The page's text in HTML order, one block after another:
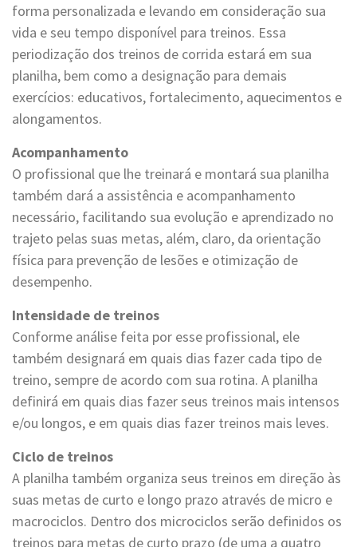
forma personalizada e levando em consideração sua
vida e seu tempo disponível para treinos. Essa
periodização dos treinos de corrida estará em sua
planilha, bem como a designação para demais
exercícios: educativos, fortalecimento, aquecimentos e
alongamentos.
Acompanhamento
O profissional que lhe treinará e montará sua planilha
também dará a assistência e acompanhamento
necessário, facilitando sua evolução e aprendizado no
trajeto pelas suas metas, além, claro, da orientação
física para prevenção de lesões e otimização de
desempenho.
Intensidade de treinos
Conforme análise feita por esse profissional, ele
também designará em quais dias fazer cada tipo de
treino, sempre de acordo com sua rotina. A planilha
definirá em quais dias fazer seus treinos mais intensos
e/ou longos, e em quais dias fazer treinos mais leves.
Ciclo de treinos
A planilha também organiza seus treinos em direção às
suas metas de curto e longo prazo através de micro e
macrociclos. Dentro dos microciclos serão definidos os
treinos para metas de curto prazo (de uma a quatro